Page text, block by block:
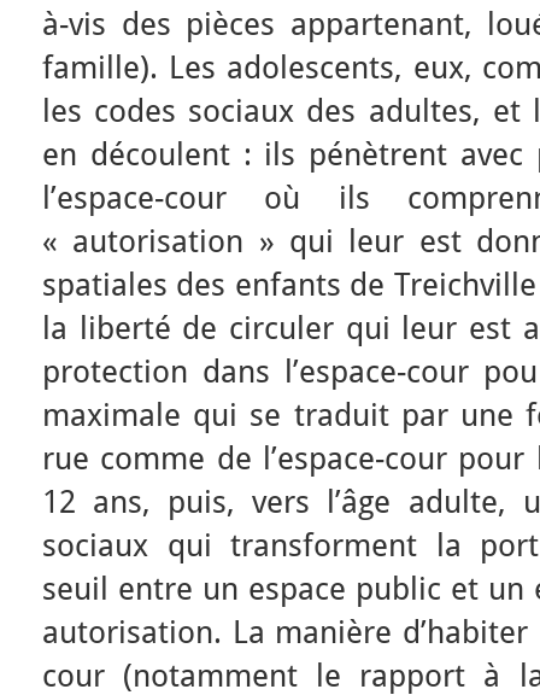
à-vis des pièces appartenant,
famille). Les adolescents, eux,
les codes sociaux des adultes,
en découlent : ils pénètrent avec
l’espace-cour où ils
« autorisation » qui leur est
spatiales des enfants de
la liberté de circuler qui leur est
protection dans l’espace-cour
maximale qui se traduit par une
rue comme de l’espace-cour pour
12 ans, puis, vers l’âge adulte,
sociaux qui transforment la
seuil entre un espace public et un
autorisation. La manière
cour (notamment le rapport à